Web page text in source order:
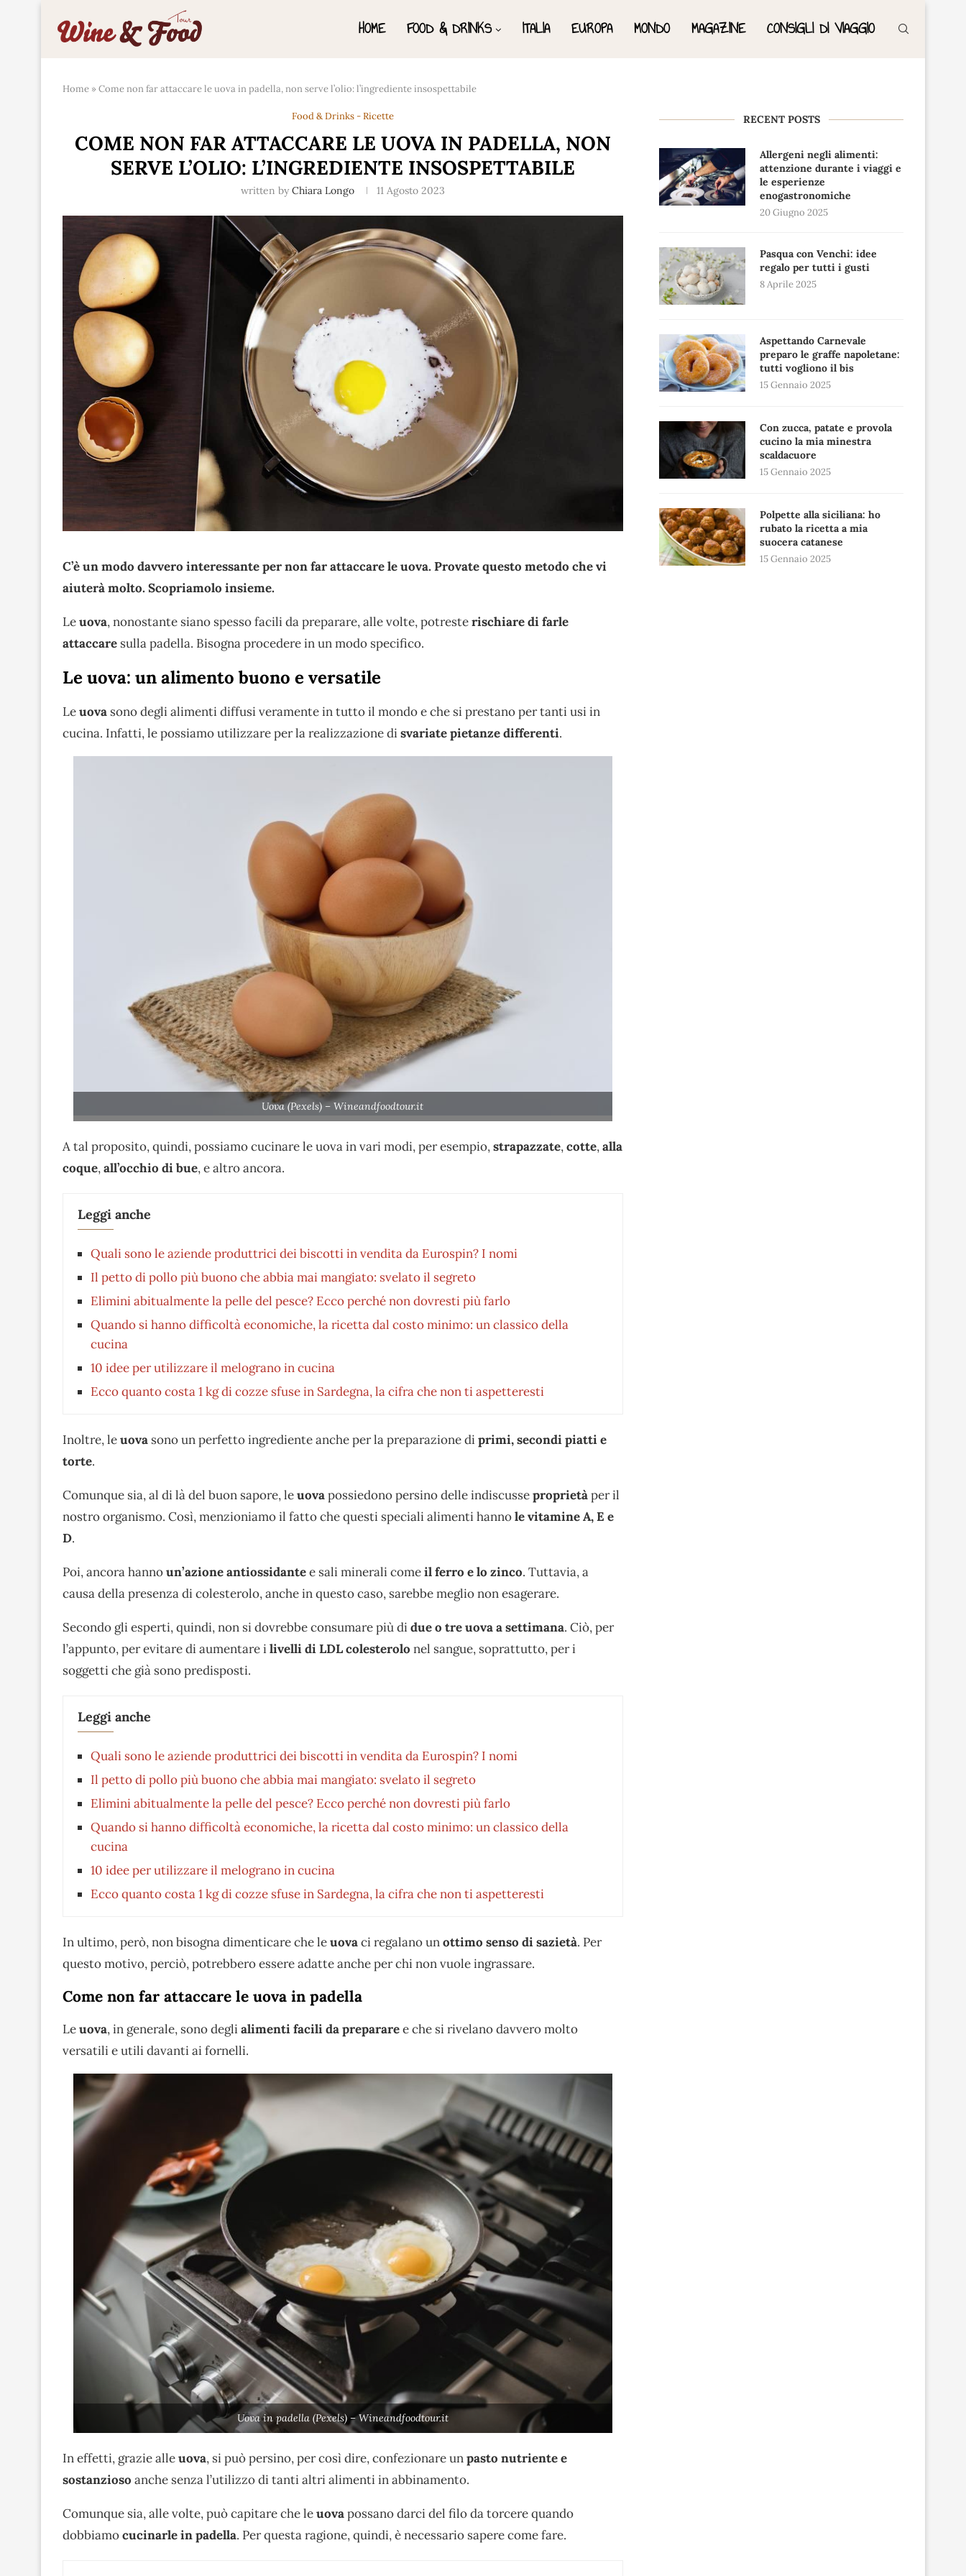
HOME FOOD & DRINKS ITALIA EUROPA MONDO MAGAZINE CONSIGLI DI VIAGGIO
Home »Come non far attaccare le uova in padella, non serve l’olio: l’ingrediente insospettabile
Food & Drinks - Ricette
COME NON FAR ATTACCARE LE UOVA IN PADELLA, NON
SERVE L’OLIO: L’INGREDIENTE INSOSPETTABILE
written by Chiara Longo 11 Agosto 2023
C’è un modo davvero interessante per non far attaccare le uova. Provate questo metodo che vi
aiuterà molto. Scopriamolo insieme.
Leuova, nonostante siano spesso facili da preparare, alle volte, potresterischiare di farle
attaccare sulla padella. Bisogna procedere in un modo specifico.
Le uova: un alimento buono e versatile
Leuova sono degli alimenti diffusi veramente in tutto il mondo e che si prestano per tanti usi in
cucina. Infatti, le possiamo utilizzare per la realizzazione disvariate pietanze differenti.
Uova (Pexels) – Wineandfoodtour.it
A tal proposito, quindi, possiamo cucinare le uova in vari modi, per esempio,strapazzate,cotte,alla
coque,all’occhio di bue, e altro ancora.
Leggi anche
Quali sono le aziende produttrici dei biscotti in vendita da Eurospin? I nomi
Il petto di pollo più buono che abbia mai mangiato: svelato il segreto
Elimini abitualmente la pelle del pesce? Ecco perché non dovresti più farlo
Quando si hanno difficoltà economiche, la ricetta dal costo minimo: un classico della
cucina
10 idee per utilizzare il melograno in cucina
Ecco quanto costa 1 kg di cozze sfuse in Sardegna, la cifra che non ti aspetteresti
Inoltre, leuova sono un perfetto ingrediente anche per la preparazione diprimi, secondi piatti e
torte.
Comunque sia, al di là del buon sapore, leuovapossiedono persino delle indiscusseproprietàper il
nostro organismo. Così, menzioniamo il fatto che questi speciali alimenti hannole vitamine A, E e
D.
Poi, ancora hannoun’azione antiossidantee sali minerali comeil ferro e lo zinco. Tuttavia, a
causa della presenza di colesterolo, anche in questo caso, sarebbe meglio non esagerare.
Secondo gli esperti, quindi, non si dovrebbe consumare più didue o tre uova a settimana. Ciò, per
l’appunto, per evitare di aumentare ilivelli di LDL colesterolo nel sangue, soprattutto, per i
soggetti che già sono predisposti.
Leggi anche
Quali sono le aziende produttrici dei biscotti in vendita da Eurospin? I nomi
Il petto di pollo più buono che abbia mai mangiato: svelato il segreto
Elimini abitualmente la pelle del pesce? Ecco perché non dovresti più farlo
Quando si hanno difficoltà economiche, la ricetta dal costo minimo: un classico della
cucina
10 idee per utilizzare il melograno in cucina
Ecco quanto costa 1 kg di cozze sfuse in Sardegna, la cifra che non ti aspetteresti
In ultimo, però, non bisogna dimenticare che leuovaci regalano unottimo senso di sazietà. Per
questo motivo, perciò, potrebbero essere adatte anche per chi non vuole ingrassare.
Come non far attaccare le uova in padella
Leuova, in generale, sono deglialimenti facili da prepararee che si rivelano davvero molto
versatili e utili davanti ai fornelli.
Uova in padella (Pexels) – Wineandfoodtour.it
In effetti, grazie alleuova, si può persino, per così dire, confezionare unpasto nutriente e
sostanzioso anche senza l’utilizzo di tanti altri alimenti in abbinamento.
Comunque sia, alle volte, può capitare che leuovapossano darci del filo da torcere quando
dobbiamocucinarle in padella. Per questa ragione, quindi, è necessario sapere come fare.
RECENT POSTS
Allergeni negli alimenti:
attenzione durante i viaggi e
le esperienze
enogastronomiche
20 Giugno 2025
Pasqua con Venchi: idee
regalo per tutti i gusti
8 Aprile 2025
Aspettando Carnevale
preparo le graffe napoletane:
tutti vogliono il bis
15 Gennaio 2025
Con zucca, patate e provola
cucino la mia minestra
scaldacuore
15 Gennaio 2025
Polpette alla siciliana: ho
rubato la ricetta a mia
suocera catanese
15 Gennaio 2025